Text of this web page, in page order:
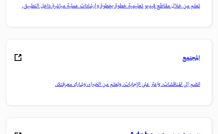
تعلم من خلال مقاطع فيديو تعليمية خطوة بخطوة وإرشادات عملية مباشرة داخل التطبيق.
المجتمع
انضم إلى المناقشات، واعثر على الإجابات، وتعلم من الخبراء، وشارك معرفتك.